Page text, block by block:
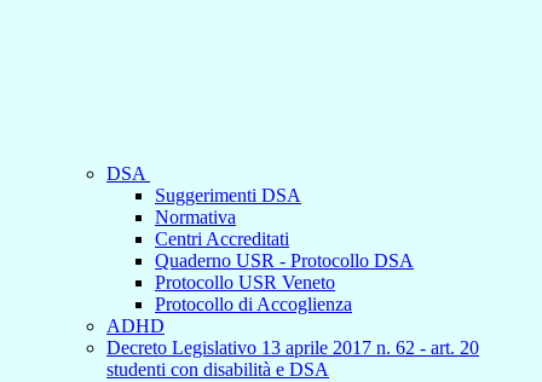
DSA
Suggerimenti DSA
Normativa
Centri Accreditati
Quaderno USR - Protocollo DSA
Protocollo USR Veneto
Protocollo di Accoglienza
ADHD
Decreto Legislativo 13 aprile 2017 n. 62 - art. 20
studenti con disabilità e DSA